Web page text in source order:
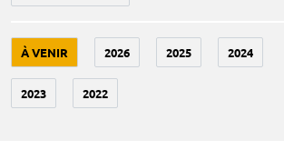
À VENIR 2026 2025 2024
2023 2022